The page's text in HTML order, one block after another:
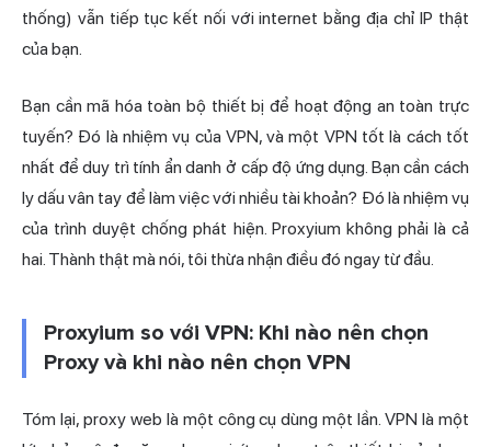
thống) vẫn tiếp tục kết nối với internet bằng địa chỉ IP thật
của bạn.
Bạn cần mã hóa toàn bộ thiết bị để hoạt động an toàn trực
tuyến? Đó là nhiệm vụ của VPN, và một VPN tốt là cách tốt
nhất để duy trì tính ẩn danh ở cấp độ ứng dụng. Bạn cần cách
ly dấu vân tay để làm việc với nhiều tài khoản? Đó là nhiệm vụ
của trình duyệt chống phát hiện. Proxyium không phải là cả
hai. Thành thật mà nói, tôi thừa nhận điều đó ngay từ đầu.
Proxyium so với VPN: Khi nào nên chọn
Proxy và khi nào nên chọn VPN
Tóm lại, proxy web là một công cụ dùng một lần. VPN là một